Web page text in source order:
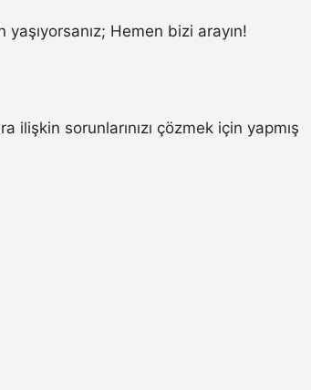
Hemen bizi arayın!
ilişkin sorunlarınızı çözmek için yapmış